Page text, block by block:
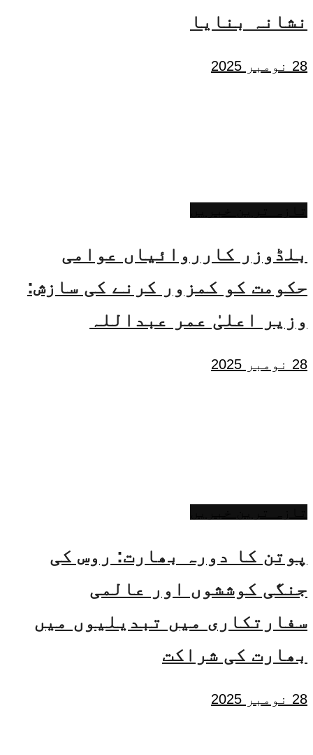
نشانہ بنایا
28 نومبر 2025
بلڈوزر کارروائیاں عوامی
حکومت کو کمزور کرنے کی سازش:
وزیر اعلیٰ عمر عبداللہ
28 نومبر 2025
پوتن کا دورہ بھارت: روس کی
جنگی کوششوں اور عالمی
سفارتکاری میں تبدیلیوں میں
بھارت کی شراکت
28 نومبر 2025